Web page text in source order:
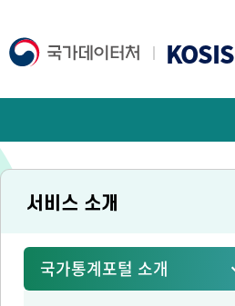
KOSIS
서비스 소개
국가통계포털 소개